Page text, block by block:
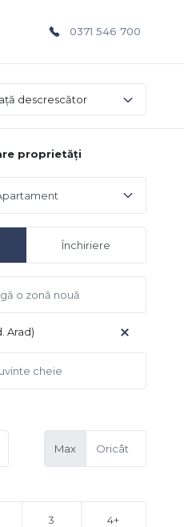
0371 546 700
descrescător
proprietăți
Închiriere
Arad)
Max
3 4+